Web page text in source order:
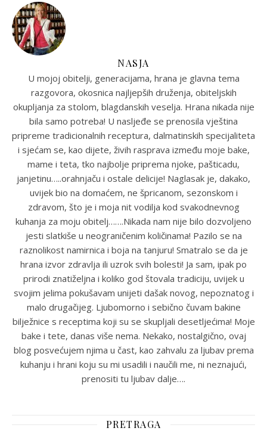
NASJA
U mojoj obitelji, generacijama, hrana je glavna tema
razgovora, okosnica najljepših druženja, obiteljskih
okupljanja za stolom, blagdanskih veselja. Hrana nikada nije
bila samo potreba! U nasljeđe se prenosila vještina
pripreme tradicionalnih receptura, dalmatinskih specijaliteta
i sjećam se, kao dijete, živih rasprava između moje bake,
mame i teta, tko najbolje priprema njoke, pašticadu,
janjetinu…..orahnjaču i ostale delicije! Naglasak je, dakako,
uvijek bio na domaćem, ne špricanom, sezonskom i
zdravom, što je i moja nit vodilja kod svakodnevnog
kuhanja za moju obitelj…….Nikada nam nije bilo dozvoljeno
jesti slatkiše u neograničenim količinama! Pazilo se na
raznolikost namirnica i boja na tanjuru! Smatralo se da je
hrana izvor zdravlja ili uzrok svih bolesti! Ja sam, ipak po
prirodi znatiželjna i koliko god štovala tradiciju, uvijek u
svojim jelima pokušavam unijeti dašak novog, nepoznatog i
malo drugačijeg. Ljubomorno i sebično čuvam bakine
bilježnice s receptima koji su se skupljali desetljećima! Moje
bake i tete, danas više nema. Nekako, nostalgično, ovaj
blog posvećujem njima u čast, kao zahvalu za ljubav prema
kuhanju i hrani koju su mi usadili i naučili me, ni neznajući,
prenositi tu ljubav dalje….
PRETRAGA